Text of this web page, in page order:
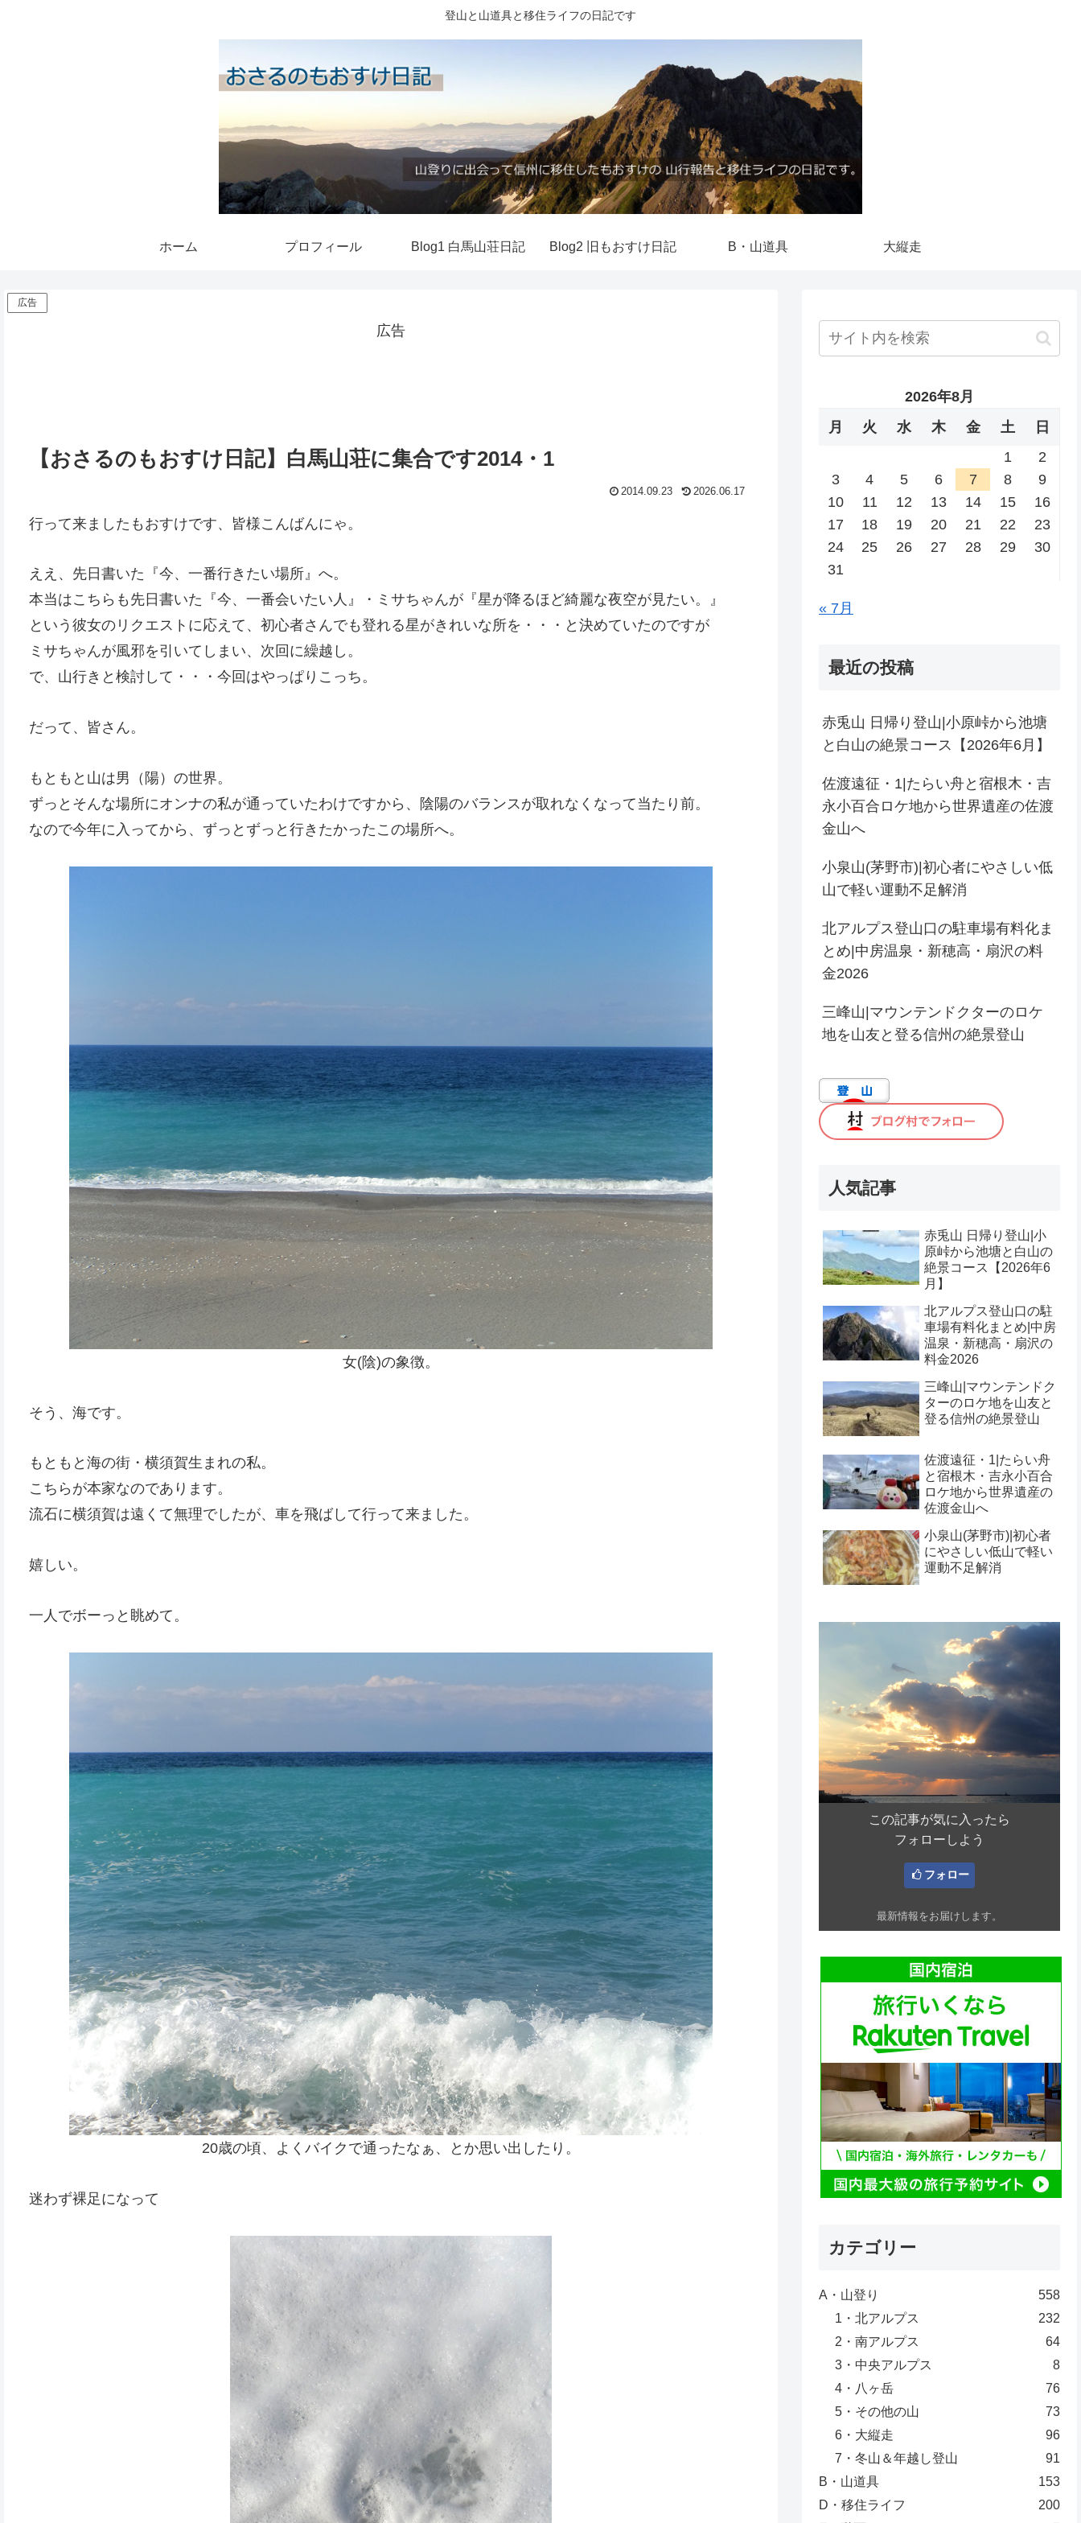
登山と山道具と移住ライフの日記です
ホーム プロフィール Blog1 白馬山荘日記 Blog2 旧もおすけ日記 B・山道具 大縦走
広告
広告
【おさるのもおすけ日記】白馬山荘に集合です2014・1
2014.09.23 2026.06.17
行って来ましたもおすけです、皆様こんばんにゃ。
ええ、先日書いた『今、一番行きたい場所』へ。
本当はこちらも先日書いた『今、一番会いたい人』・ミサちゃんが『星が降るほど綺麗な夜空が見たい。』
という彼女のリクエストに応えて、初心者さんでも登れる星がきれいな所を・・・と決めていたのですが
ミサちゃんが風邪を引いてしまい、次回に繰越し。
で、山行きと検討して・・・今回はやっぱりこっち。
だって、皆さん。
もともと山は男（陽）の世界。
ずっとそんな場所にオンナの私が通っていたわけですから、陰陽のバランスが取れなくなって当たり前。
なので今年に入ってから、ずっとずっと行きたかったこの場所へ。
女(陰)の象徴。
そう、海です。
もともと海の街・横須賀生まれの私。
こちらが本家なのであります。
流石に横須賀は遠くて無理でしたが、車を飛ばして行って来ました。
嬉しい。
一人でボーっと眺めて。
20歳の頃、よくバイクで通ったなぁ、とか思い出したり。
迷わず裸足になって
2026年8月
月
火 水 木 金 土
日
1
2
3
4 5 6 7 8
9
10
11 12 13 14 15
16
17
18 19 20 21 22
23
24
25 26 27 28 29
30
31
« 7月
最近の投稿
赤兎山 日帰り登山|小原峠から池塘
と白山の絶景コース【2026年6月】
佐渡遠征・1|たらい舟と宿根木・吉
永小百合ロケ地から世界遺産の佐渡
金山へ
小泉山(茅野市)|初心者にやさしい低
山で軽い運動不足解消
北アルプス登山口の駐車場有料化ま
とめ|中房温泉・新穂高・扇沢の料
金2026
三峰山|マウンテンドクターのロケ
地を山友と登る信州の絶景登山
人気記事
赤兎山 日帰り登山|小
原峠から池塘と白山の
絶景コース【2026年6
月】
北アルプス登山口の駐
車場有料化まとめ|中房
温泉・新穂高・扇沢の
料金2026
三峰山|マウンテンドク
ターのロケ地を山友と
登る信州の絶景登山
佐渡遠征・1|たらい舟
と宿根木・吉永小百合
ロケ地から世界遺産の
佐渡金山へ
小泉山(茅野市)|初心者
にやさしい低山で軽い
運動不足解消
この記事が気に入ったら
フォローしよう
フォロー
最新情報をお届けします。
カテゴリー
A・山登り
558
1・北アルプス
232
2・南アルプス
64
3・中央アルプス
8
4・八ヶ岳
76
5・その他の山
73
6・大縦走
96
7・冬山＆年越し登山
91
B・山道具
153
D・移住ライフ
200